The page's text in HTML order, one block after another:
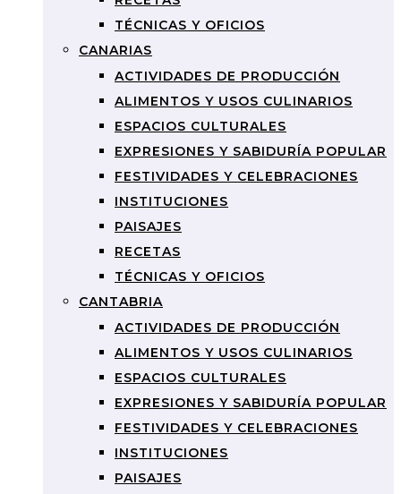
TÉCNICAS Y OFICIOS
CANARIAS
ACTIVIDADES DE PRODUCCIÓN
ALIMENTOS Y USOS CULINARIOS
ESPACIOS CULTURALES
EXPRESIONES Y SABIDURÍA POPULAR
FESTIVIDADES Y CELEBRACIONES
INSTITUCIONES
PAISAJES
RECETAS
TÉCNICAS Y OFICIOS
CANTABRIA
ACTIVIDADES DE PRODUCCIÓN
ALIMENTOS Y USOS CULINARIOS
ESPACIOS CULTURALES
EXPRESIONES Y SABIDURÍA POPULAR
FESTIVIDADES Y CELEBRACIONES
INSTITUCIONES
PAISAJES